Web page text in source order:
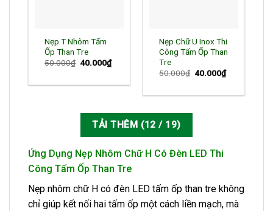
Nẹp T Nhôm Tấm
Ốp Than Tre
50.000₫ Giá
50.000₫.
40.000₫Giá
là:
40.000₫.
Nẹp Chữ U Inox Thi
Công Tấm Ốp Than
Tre
50.000₫ Giá
50.000₫.
40.000₫Giá
là:
TẢI THÊM (12 / 19)
Ứng Dụng Nẹp Nhôm Chữ H Có Đèn LED Thi
Công Tấm Ốp Than Tre
Nẹp nhôm chữ H có đèn LED tấm ốp than tre không
chỉ giúp kết nối hai tấm ốp một cách liền mạch, mà